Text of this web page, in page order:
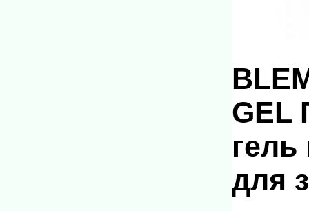
GEL
для